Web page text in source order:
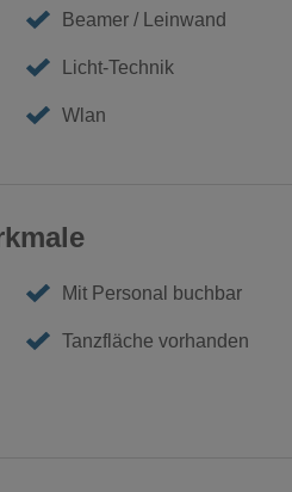
Beamer / Leinwand
Licht-Technik
Wlan
Mit Personal buchbar
Tanzfläche vorhanden